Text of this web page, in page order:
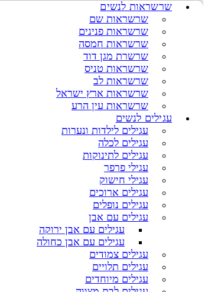
שרשראות לנשים
שרשראות שם
שרשראות פנינים
שרשראות חמסה
שרשרת מגן דוד
שרשראות טניס
שרשראות לב
שרשראות ארץ ישראל
שרשראות עין הרע
עגילים לנשים
עגילים לילדות ונערות
עגילים לכלה
עגילים לתינוקות
עגילי פרפר
עגילי חישוק
עגילים ארוכים
עגילים נופלים
עגילים עם אבן
עגילים עם אבן ירוקה
עגילים עם אבן כחולה
עגילים צמודים
עגילים תלויים
עגילים מיוחדים